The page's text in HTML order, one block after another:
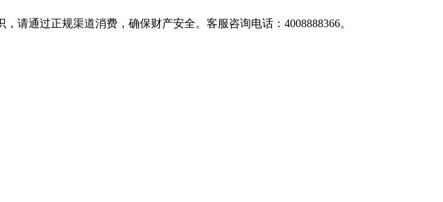
请通过正规渠道消费，确保财产安全。客服咨询电话：4008888366。